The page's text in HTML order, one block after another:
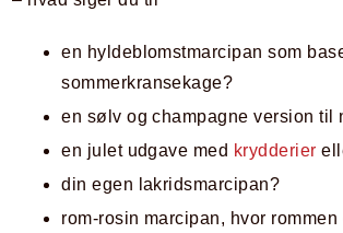
en hyldeblomstmarcipan som
sommerkransekage?
en sølv og champagne version til
en julet udgave med krydderier
din egen lakridsmarcipan?
rom-rosin marcipan, hvor rommen